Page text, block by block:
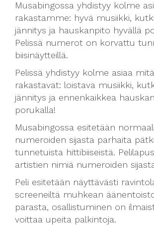
Musabingossa yhdistyy kolme
rakastamme: hyvä musiikki,
jännitys ja hauskanpito hyvällä
Pelissä numerot on korvattu
biisinäytteillä.
Pelissä yhdistyy kolme asiaa
rakastavat: loistava musiikki,
jännitys ja ennenkaikkea
porukalla!
Musabingossa esitetään
numeroiden sijasta parhaita
tunnetuista hittibiiseistä.
artistien nimiä numeroiden
Peli esitetään näyttävästi
screeneiltä muhkean
parasta, osallistuminen on
voittaa upeita palkintoja.